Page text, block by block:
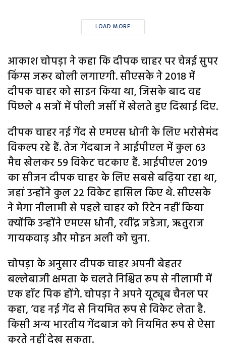
LOAD MORE
आकाश चोपड़ा ने कहा कि दीपक चाहर पर चेन्नई सुपर
किंग्स जरूर बोली लगाएगी. सीएसके ने 2018 में
दीपक चाहर को साइन किया था, जिसके बाद वह
पिछले 4 सत्रों में पीली जर्सी में खेलते हुए दिखाई दिए.
दीपक चाहर नई गेंद से एमएस धोनी के लिए भरोसेमंद
विकल्प रहे हैं. तेज गेंदबाज ने आईपीएल में कुल 63
मैच खेलकर 59 विकेट चटकाए हैं. आईपीएल 2019
का सीजन दीपक चाहर के लिए सबसे बढ़िया रहा था,
जहां उन्होंने कुल 22 विकेट हासिल किए थे. सीएसके
ने मेगा नीलामी से पहले चाहर को रिटेन नहीं किया
क्योंकि उन्होंने एमएस धोनी, रवींद्र जडेजा, ऋतुराज
गायकवाड़ और मोइन अली को चुना.
चोपड़ा के अनुसार दीपक चाहर अपनी बेहतर
बल्लेबाजी क्षमता के चलते निश्चित रूप से नीलामी में
एक हॉट पिक होंगे. चोपड़ा ने अपने यूट्यूब चैनल पर
कहा, ‘वह नई गेंद से नियमित रूप से विकेट लेता है.
किसी अन्य भारतीय गेंदबाज को नियमित रूप से ऐसा
करते नहीं देख सकता.